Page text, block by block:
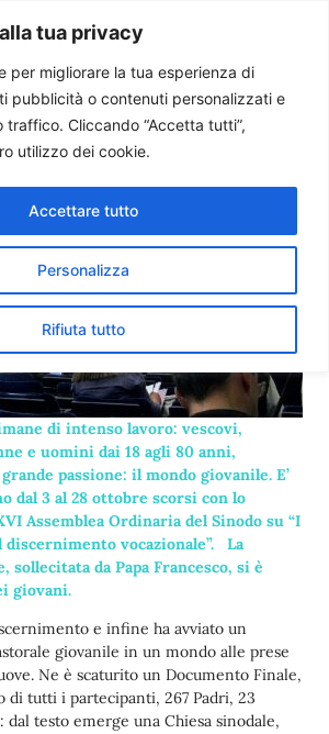
tua privacy
per migliorare la tua esperienza di
pubblicità o contenuti personalizzati e
traffico. Cliccando “Accetta tutti”,
utilizzo dei cookie.
Personalizza
Rifiuta tutto
Accettare tutto
Ondarza
dei giovani e le
di intenso lavoro: vescovi,
e uomini dai 18 agli 80 anni,
passione: il mondo giovanile. E’
dal 3 al 28 ottobre scorsi con lo
Assemblea Ordinaria del Sinodo su “I
discernimento vocazionale”. La
sollecitata da Papa Francesco, si è
giovani.
e infine ha avviato un
giovanile in un mondo alle prese
Ne è scaturito un Documento Finale,
tutti i partecipanti, 267 Padri, 23
dal testo emerge una Chiesa sinodale,